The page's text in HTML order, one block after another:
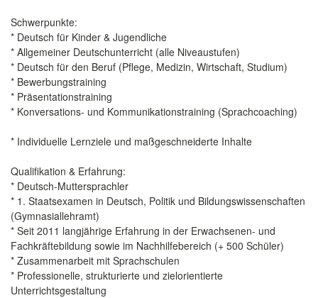
Schwerpunkte:
* Deutsch für Kinder & Jugendliche
* Allgemeiner Deutschunterricht (alle Niveaustufen)
* Deutsch für den Beruf (Pflege, Medizin, Wirtschaft, Studium)
* Bewerbungstraining
* Präsentationstraining
* Konversations- und Kommunikationstraining (Sprachcoaching)
* Individuelle Lernziele und maßgeschneiderte Inhalte
Qualifikation & Erfahrung:
* Deutsch-Muttersprachler
* 1. Staatsexamen in Deutsch, Politik und Bildungswissenschaften
(Gymnasiallehramt)
* Seit 2011 langjährige Erfahrung in der Erwachsenen- und
Fachkräftebildung sowie im Nachhilfebereich (+ 500 Schüler)
* Zusammenarbeit mit Sprachschulen
* Professionelle, strukturierte und zielorientierte
Unterrichtsgestaltung